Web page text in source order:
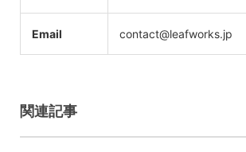
Email contact@leafworks.jp
関連記事